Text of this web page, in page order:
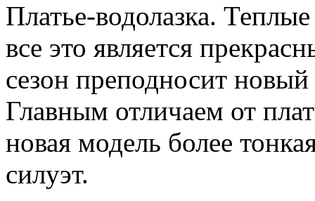
Платье-водолазка.
все это является
сезон преподносит
Главным отличаем от
новая модель более
силуэт.